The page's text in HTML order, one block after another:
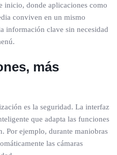
inicio, donde aplicaciones como
conviven en un mismo
información clave sin necesidad
más
es la seguridad. La interfaz
que adapta las funciones
Por ejemplo, durante maniobras
las cámaras